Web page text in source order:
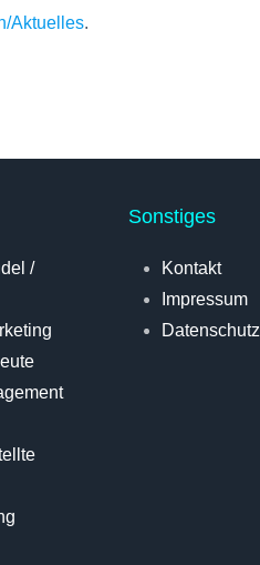
Aktuelles.
/
Sonstiges
Kontakt
Impressum
Datenschutz